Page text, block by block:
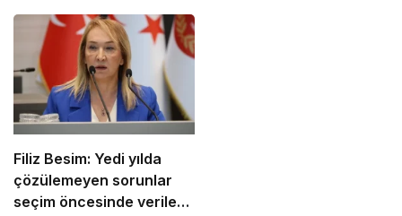
Filiz Besim: Yedi yılda
çözülemeyen sorunlar
seçim öncesinde verilen